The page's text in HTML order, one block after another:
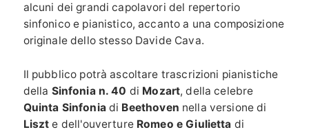
alcuni dei grandi capolavori del repertorio
sinfonico e pianistico, accanto a una composizione
originale dello stesso Davide Cava.
Il pubblico potrà ascoltare trascrizioni pianistiche
della Sinfonia n. 40 di Mozart, della celebre
Quinta Sinfonia di Beethoven nella versione di
Liszt e dell'ouverture Romeo e Giulietta di